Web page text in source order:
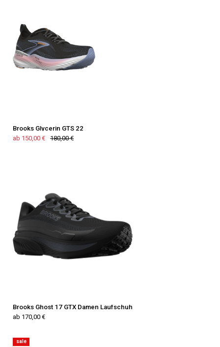
Brooks Glycerin GTS 22
ab 150,00 €
180,00 €
Brooks Ghost 17 GTX Damen Laufschuh
ab 170,00 €
sale